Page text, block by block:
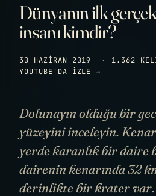
Dünyanın ilk
insanı kimdir?
30 HAZIRAN 2019 ·
1.362
YOUTUBE'DA IZLE →
Dolunayın olduğu bir
yüzeyini inceleyin.
yerde karanlık bir daire
dairenin kenarında 32
derinlikte bir krater var.